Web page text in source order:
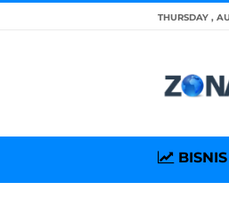
THURSDAY ,
BISNIS